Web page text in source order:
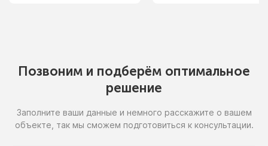
Позвоним и подберём оптимальное
решение
Заполните ваши данные и немного расскажите о вашем
объекте, так мы сможем подготовиться к консультации.